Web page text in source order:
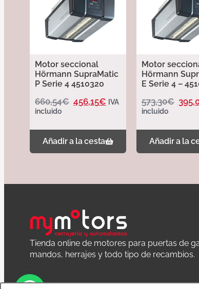
Motor seccional
Hörmann SupraMatic
P Serie 4 4510320
660,54€ 456,15€ IVA
incluido
Añadir a la cesta
Motor
Hörmann
E Serie 4 –
573,30€
incluido
Añadir a la
Tienda online de motores para puertas de
mandos, herrajes y todo tipo de recambios.